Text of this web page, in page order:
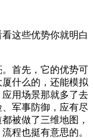
这些优势你就明白
首先，它的优势可
什么的，还能模拟
用场景那就多了去
军事防御，应有尽
被做了三维地图，
程也挺有意思的。